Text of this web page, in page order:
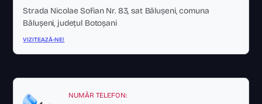
Strada Nicolae Sofian Nr. 83, sat Bălușeni, comuna
Bălușeni, județul Botoșani
VIZITEAZĂ-NE!
NUMĂR TELEFON: